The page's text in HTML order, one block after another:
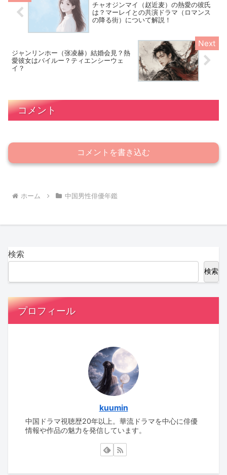
チャオジンマイ（赵近麦）の熱愛の彼氏
は？マーレイとの共演ドラマ（ロマンス
の降る街）について解説！
ジャンリンホー（张凌赫）結婚会見？熱
愛彼女はバイルー？ティエンシーウェ
イ？
コメント
コメントを書き込む
ホーム 中国男性俳優年鑑
検索
検索
プロフィール
kuumin
中国ドラマ視聴歴20年以上。華流ドラマを中心に俳優
情報や作品の魅力を発信しています。